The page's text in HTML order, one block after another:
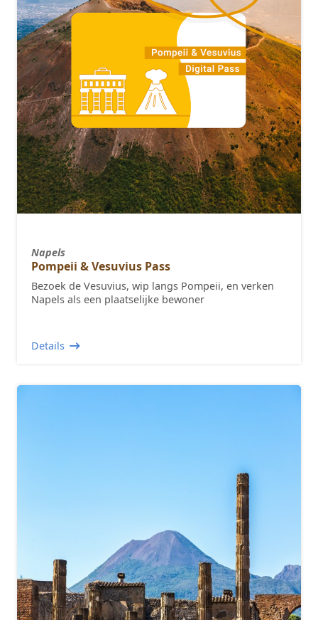
Napels
Pompeii & Vesuvius Pass
Bezoek de Vesuvius, wip langs Pompeii, en verken
Napels als een plaatselijke bewoner
Details